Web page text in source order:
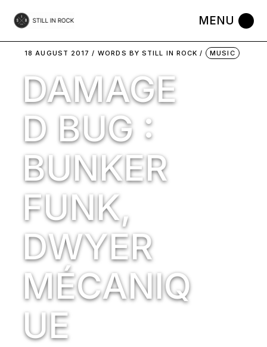
the
18 AUGUST 2017 WORDS BYSTILL IN ROCK MUSIC
DAMAGE
D BUG :
BUNKER
FUNK,
DWYER
MÉCANIQ
UE